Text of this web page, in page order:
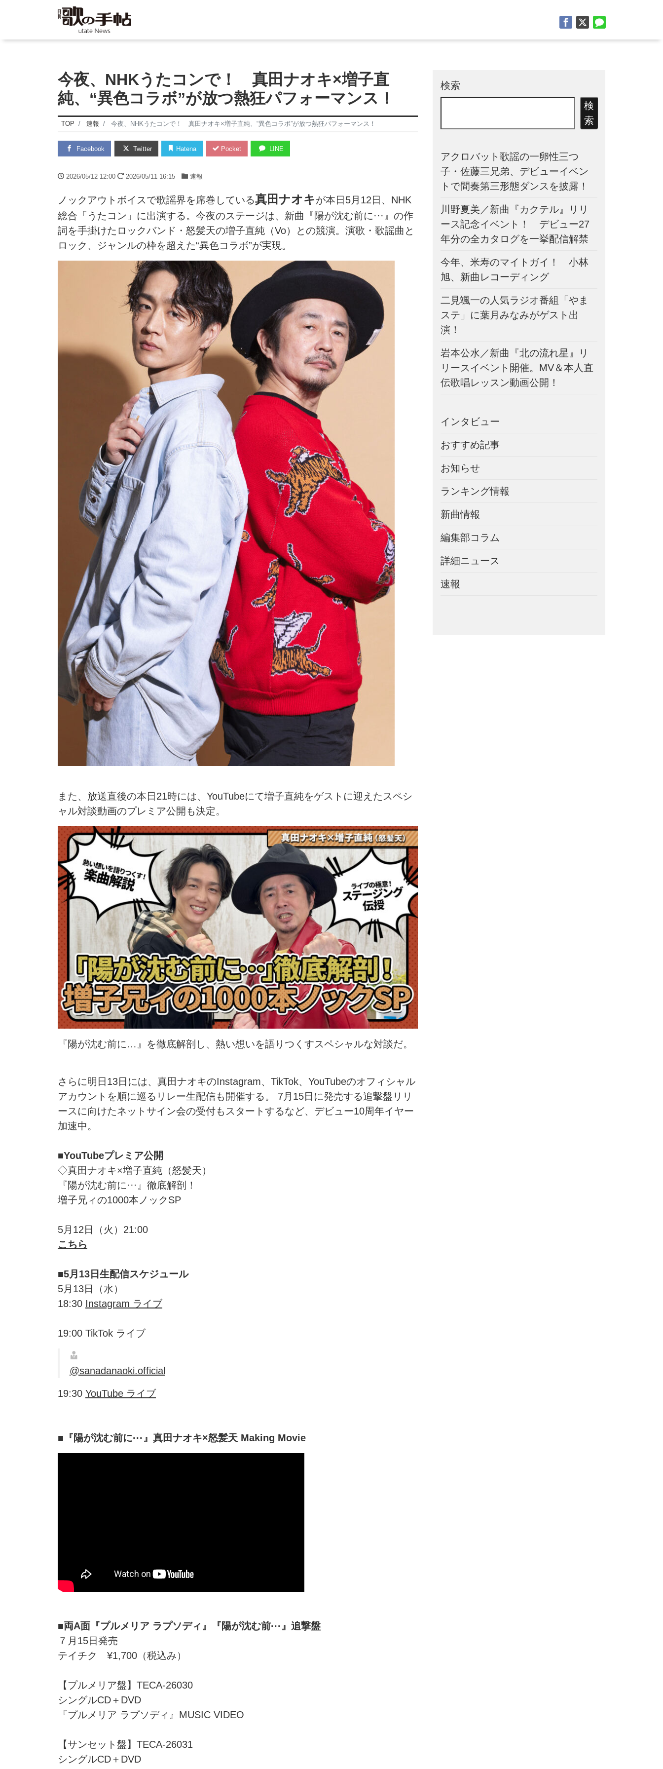
今夜、NHKうたコンで！ 真田ナオキ×増子直
純、“異色コラボ”が放つ熱狂パフォーマンス！
TOP 速報 今夜、NHKうたコンで！ 真田ナオキ×増子直純、“異色コラボ”が放つ熱狂パフォーマンス！
Facebook Twitter Hatena Pocket LINE
2026/05/12 12:00 2026/05/11 16:15 速報
ノックアウトボイスで歌謡界を席巻している真田ナオキが本日5月12日、NHK
総合「うたコン」に出演する。今夜のステージは、新曲『陽が沈む前に···』の作
詞を手掛けたロックバンド・怒髪天の増子直純（Vo）との競演。演歌・歌謡曲と
ロック、ジャンルの枠を超えた“異色コラボ”が実現。
また、放送直後の本日21時には、YouTubeにて増子直純をゲストに迎えたスペシ
ャル対談動画のプレミア公開も決定。
『陽が沈む前に…』を徹底解剖し、熱い想いを語りつくすスペシャルな対談だ。
さらに明日13日には、真田ナオキのInstagram、TikTok、YouTubeのオフィシャル
アカウントを順に巡るリレー生配信も開催する。 7月15日に発売する追撃盤リリ
ースに向けたネットサイン会の受付もスタートするなど、デビュー10周年イヤー
加速中。
■YouTubeプレミア公開
◇真田ナオキ×増子直純（怒髪天）
『陽が沈む前に···』徹底解剖！
増子兄ィの1000本ノックSP
5月12日（火）21:00
こちら
■5月13日生配信スケジュール
5月13日（水）
18:30 Instagram ライブ
19:00 TikTok ライブ
@sanadanaoki.official
19:30 YouTube ライブ
■『陽が沈む前に···』真田ナオキ×怒髪天 Making Movie
■両A面『プルメリア ラプソディ』『陽が沈む前···』追撃盤
７月15日発売
テイチク ¥1,700（税込み）
【プルメリア盤】TECA-26030
シングルCD＋DVD
『プルメリア ラプソディ』MUSIC VIDEO
【サンセット盤】TECA-26031
シングルCD＋DVD
検索
検
索
アクロバット歌謡の一卵性三つ
子・佐藤三兄弟、デビューイベン
トで間奏第三形態ダンスを披露！
川野夏美／新曲『カクテル』リリ
ース記念イベント！ デビュー27
年分の全カタログを一挙配信解禁
今年、米寿のマイトガイ！ 小林
旭、新曲レコーディング
二見颯一の人気ラジオ番組「やま
ステ」に葉月みなみがゲスト出
演！
岩本公水／新曲『北の流れ星』リ
リースイベント開催。MV＆本人直
伝歌唱レッスン動画公開！
インタビュー
おすすめ記事
お知らせ
ランキング情報
新曲情報
編集部コラム
詳細ニュース
速報